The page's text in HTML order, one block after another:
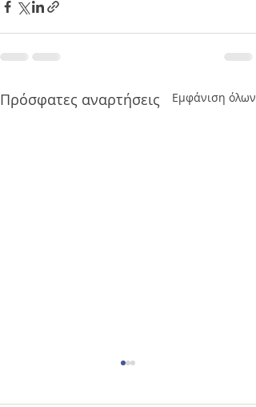
Πρόσφατες αναρτήσεις Εμφάνιση όλων